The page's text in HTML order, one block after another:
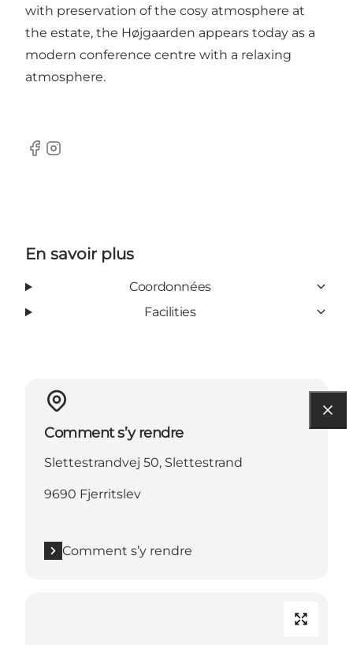
with preservation of the cosy atmosphere at
the estate, the Højgaarden appears today as a
modern conference centre with a relaxing
atmosphere.
Facebook
Instagram
En savoir plus
Coordonnées
Facilities
Comment s’y rendre
Slettestrandvej 50, Slettestrand
9690 Fjerritslev
Comment s’y rendre